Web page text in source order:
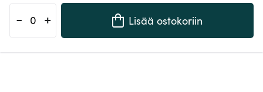
- + Lisää ostokoriin